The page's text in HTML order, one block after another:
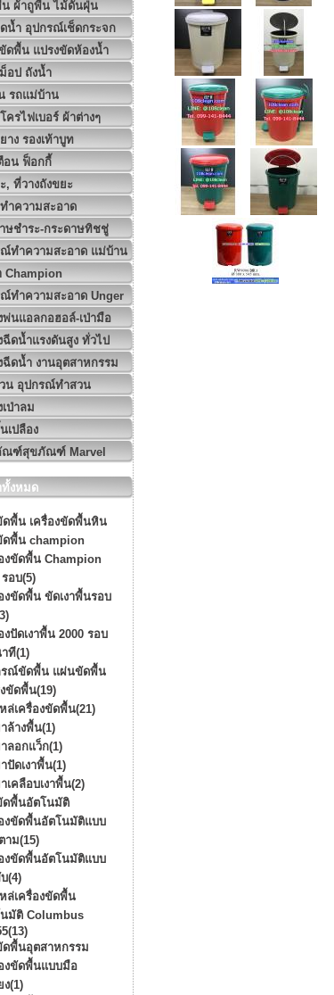
ผ้าถูพื้น ไม้ดันฝุ่น
น้ำ อุปกรณ์เช็ดกระจก
ดพื้น แปรงขัดห้องน้ำ
อป ถังน้ำ
รถแม่บ้าน
ครไฟเบอร์ ผ้าต่างๆ
าง รองเท้าบูท
อน ฟ็อกกี้
, ที่วางถังขยะ
ำความสะอาด
ษชำระ-กระดาษทิชชู่
ทำความสะอาด แม่บ้าน
Champion
ทำความสะอาด Unger
พ่นแอลกอฮอล์-เป่ามือ
ฉีดน้ำแรงดันสูง ทั่วไป
ฉีดน้ำ งานอุตสาหกรรม
น อุปกรณ์ทำสวน
เป่าลม
เปลือง
ณฑ์สุขภัณฑ์ Marvel
งหมด
ดพื้น เครื่องขัดพื้นหิน
ดพื้น champion
งขัดพื้น Champion
รอบ(5)
งขัดพื้น ขัดเงาพื้นรอบ
งปัดเงาพื้น 2000 รอบ
ที(1)
รณ์ขัดพื้น แผ่นขัดพื้น
ขัดพื้น(19)
ล่เครื่องขัดพื้น(21)
ล้างพื้น(1)
ลอกแว็ก(1)
ปัดเงาพื้น(1)
เคลือบเงาพื้น(2)
ดพื้นอัตโนมัติ
งขัดพื้นอัตโนมัติแบบ
าม(15)
งขัดพื้นอัตโนมัติแบบ
(4)
ล่เครื่องขัดพื้น
มัติ Columbus
(13)
ดพื้นอุตสาหกรรม
งขัดพื้นแบบมือ
ง(1)